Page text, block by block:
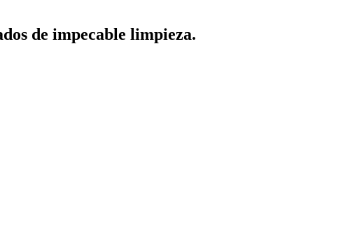
de impecable limpieza.